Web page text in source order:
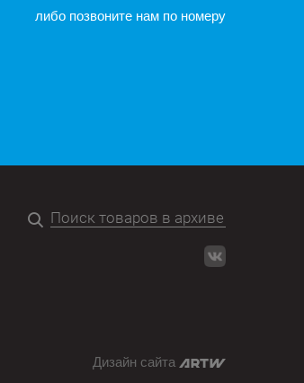
либо позвоните нам по номеру
Дизайн сайта